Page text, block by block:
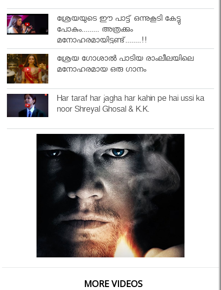
ശ്രേയയുടെ ഈ പാട്ട് ഒന്നുകൂടി കേട്ടു
പോകും......... അത്രക്കും
മനോഹരമായിട്ടുണ്ട്........!!
ശ്രേയ ഗോശാൽ പാടിയ രാംലീലയിലെ
മനോഹരമായ ഒരു ഗാനം
Har taraf har jagha har kahin pe hai ussi ka
noor Shreyal Ghosal & K.K.
MORE VIDEOS